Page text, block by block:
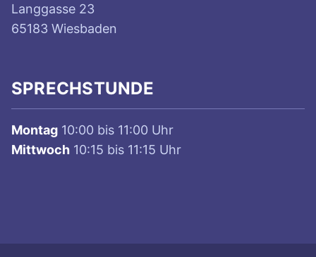
Langgasse 23
65183 Wiesbaden
SPRECHSTUNDE
Montag 10:00 bis 11:00 Uhr
Mittwoch 10:15 bis 11:15 Uhr